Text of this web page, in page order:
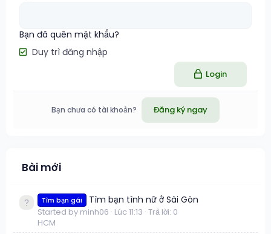
Bạn đã quên mật khẩu?
Duy trì đăng nhập
Login
Bạn chưa có tài khoản? Đăng ký ngay
Bài mới
Tìm bạn gái Tìm bạn tình nữ ở Sài Gòn
Started by minh06 Lúc 11:13 Trả lời: 0
HCM